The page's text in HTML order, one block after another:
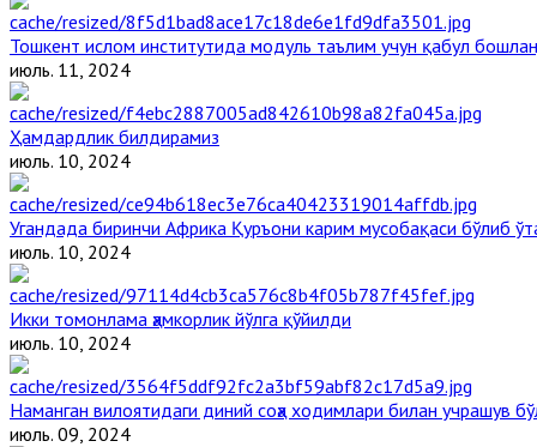
Тошкент ислом институтида модуль таълим учун қабул
июль. 11, 2024
Ҳамдардлик билдирамиз
июль. 10, 2024
Угандада биринчи Aфрика Қуръони карим мусобақаси бўлиб
июль. 10, 2024
Икки томонлама ҳамкорлик йўлга қўйилди
июль. 10, 2024
Наманган вилоятидаги диний соҳа ходимлари билан учрашув
июль. 09, 2024